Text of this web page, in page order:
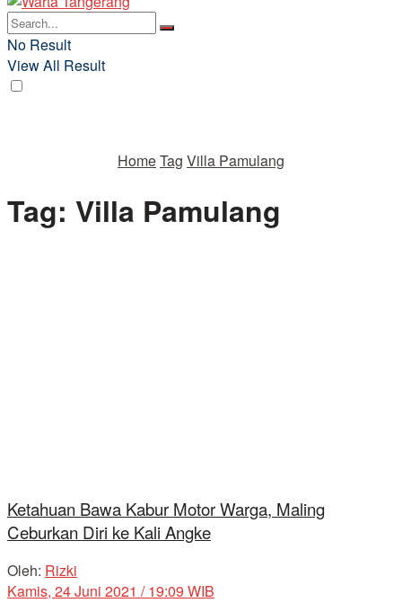
No Result
View All Result
HomeTag Villa Pamulang
Tag: Villa Pamulang
Ketahuan Bawa Kabur Motor Warga, Maling
Ceburkan Diri ke Kali Angke
Oleh: Rizki
Kamis, 24 Juni 2021 / 19:09 WIB